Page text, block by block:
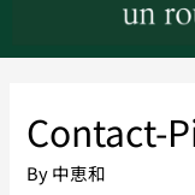
Contact-
By中恵和